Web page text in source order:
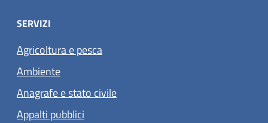
SERVIZI
Agricoltura e pesca
Ambiente
Anagrafe e stato civile
Appalti pubblici